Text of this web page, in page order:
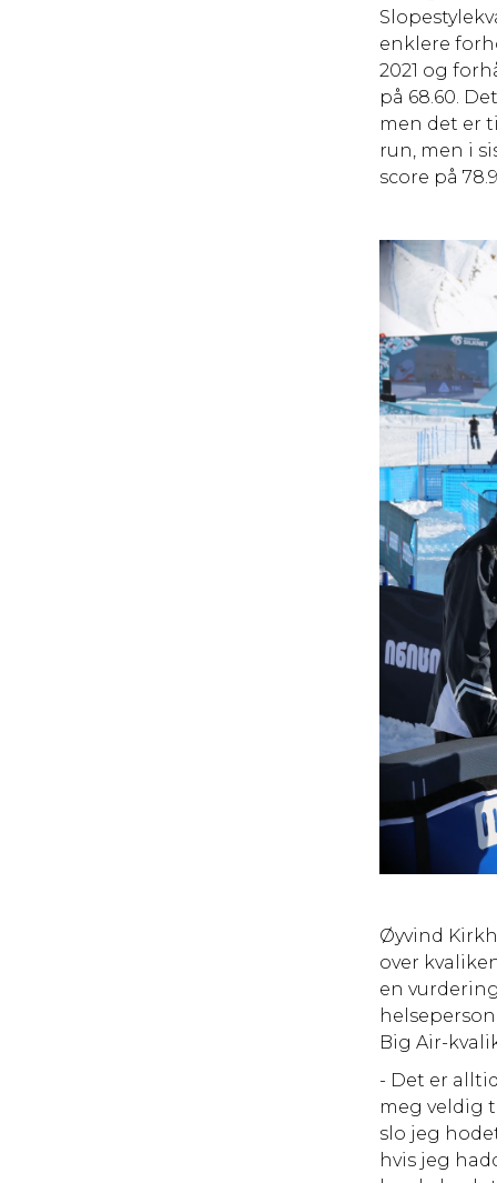
enklere
2021 og
på 68.60.
men det er
run, men i
score på
Øyvind
over
en
Big Air-
- Det er
meg veldig
slo jeg
hvis jeg